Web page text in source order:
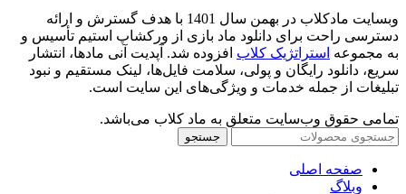
وبسایت مادکلاب در بهمن سال 1401 با هدف گسترش و ارائه
دسترسی راحت برای دانلود ماد بازی از ورکشاپ استیم تأسیس و
به مجموعه استراتژیک کلاب افزوده شد. آپدیت آنی مادها، انتشار
سریع، دانلود رایگان و پولی، سلامت فایل‌ها، لینک مستقیم و نبود
تبلیغات از جمله خدمات و ویژگی‌های این سایت است.
تمامی حقوق وب‌سایت متعلق به ماد کلاب می‌باشد.
جستجو
صفحه اصلی
وبلاگ